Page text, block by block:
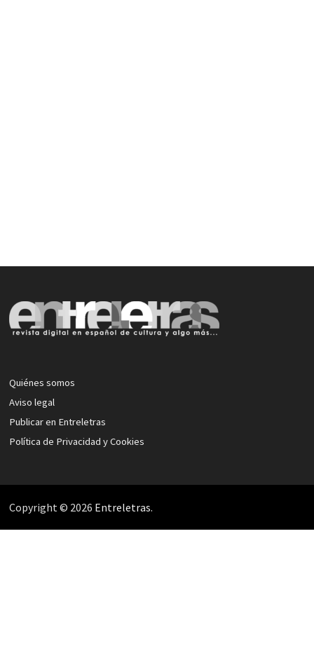
Quiénes somos
Aviso legal
Publicar en Entreletras
Política de Privacidad y Cookies
Copyright © 2026 Entreletras.